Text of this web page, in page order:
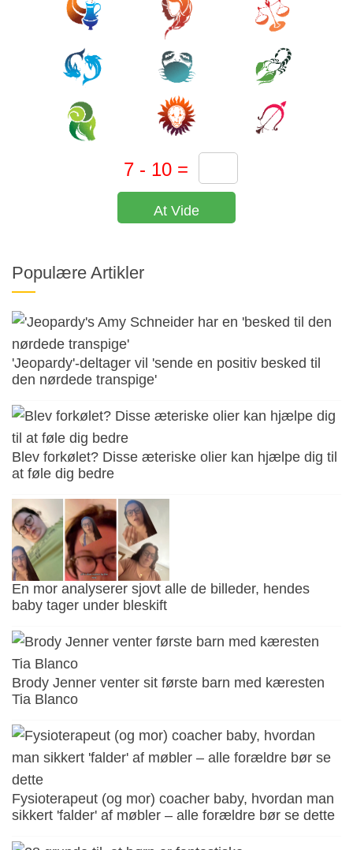
At Vide
Populære Artikler
'Jeopardy'-deltager vil 'sende en positiv besked til
den nørdede transpige'
Blev forkølet? Disse æteriske olier kan hjælpe dig til
at føle dig bedre
En mor analyserer sjovt alle de billeder, hendes
baby tager under bleskift
Brody Jenner venter sit første barn med kæresten
Tia Blanco
Fysioterapeut (og mor) coacher baby, hvordan man
sikkert 'falder' af møbler – alle forældre bør se dette